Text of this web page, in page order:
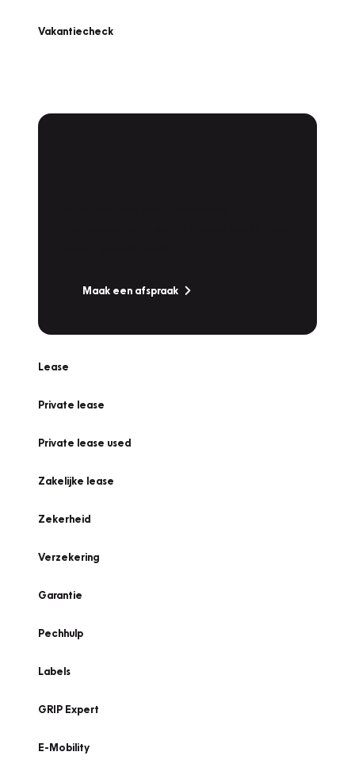
Vakantiecheck
Maak een afspraak
Lease
Private lease
Private lease used
Zakelijke lease
Zekerheid
Verzekering
Garantie
Pechhulp
Labels
GRIP Expert
E-Mobility